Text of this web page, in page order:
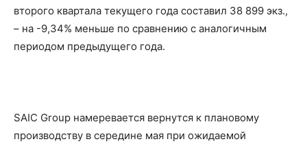
второго квартала текущего года составил 38 899 экз.,
– на -9,34% меньше по сравнению с аналогичным
периодом предыдущего года.
SAIC Group намеревается вернутся к плановому
производству в середине мая при ожидаемой